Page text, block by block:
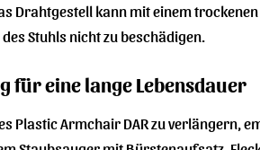
Drahtgestell kann mit einem
Stuhls nicht zu beschädigen.
für eine lange Lebensdauer
Plastic Armchair DAR zu verlängern,